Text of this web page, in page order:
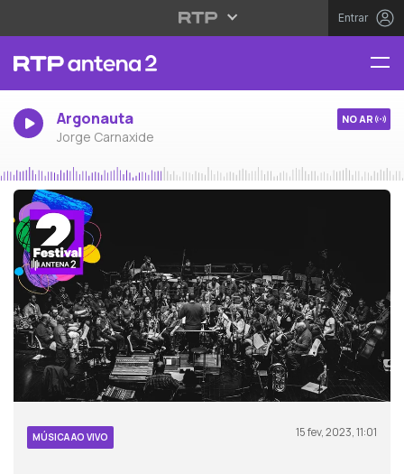
Entrar
Argonauta
Jorge Carnaxide
NO AR
MÚSICA AO VIVO 15 fev, 2023, 11:01